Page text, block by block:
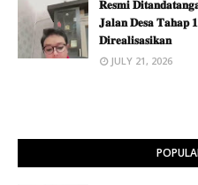
​𝐑𝐞𝐬𝐦𝐢
𝐉𝐚𝐥𝐚𝐧 𝐃𝐞𝐬𝐚 𝐓𝐚𝐡𝐚𝐩
𝐃𝐢𝐫𝐞𝐚𝐥𝐢𝐬𝐚𝐬𝐢𝐤𝐚𝐧
JULY 21, 2026